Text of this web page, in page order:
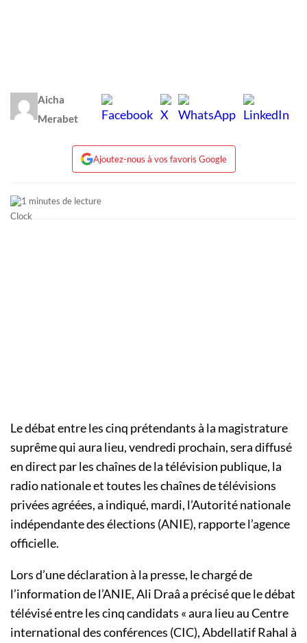
Aicha
Merabet
Ajoutez-nous à vos favoris Google
1 minutes de lecture
Le débat entre les cinq prétendants à la magistrature
suprême qui aura lieu, vendredi prochain, sera diffusé
en direct par les chaînes de la télévision publique, la
radio nationale et toutes les chaînes de télévisions
privées agréées, a indiqué, mardi, l’Autorité nationale
indépendante des élections (ANIE), rapporte l’agence
officielle.
Lors d’une déclaration à la presse, le chargé de
l’information de l’ANIE, Ali Draâ a précisé que le débat
télévisé entre les cinq candidats « aura lieu au Centre
international des conférences (CIC), Abdellatif Rahal à